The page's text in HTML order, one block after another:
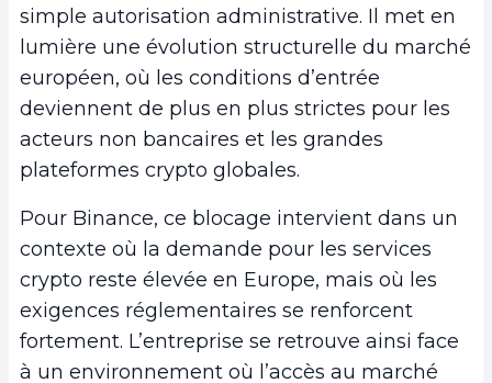
simple autorisation administrative. Il met en
lumière une évolution structurelle du marché
européen, où les conditions d’entrée
deviennent de plus en plus strictes pour les
acteurs non bancaires et les grandes
plateformes crypto globales.
Pour Binance, ce blocage intervient dans un
contexte où la demande pour les services
crypto reste élevée en Europe, mais où les
exigences réglementaires se renforcent
fortement. L’entreprise se retrouve ainsi face
à un environnement où l’accès au marché